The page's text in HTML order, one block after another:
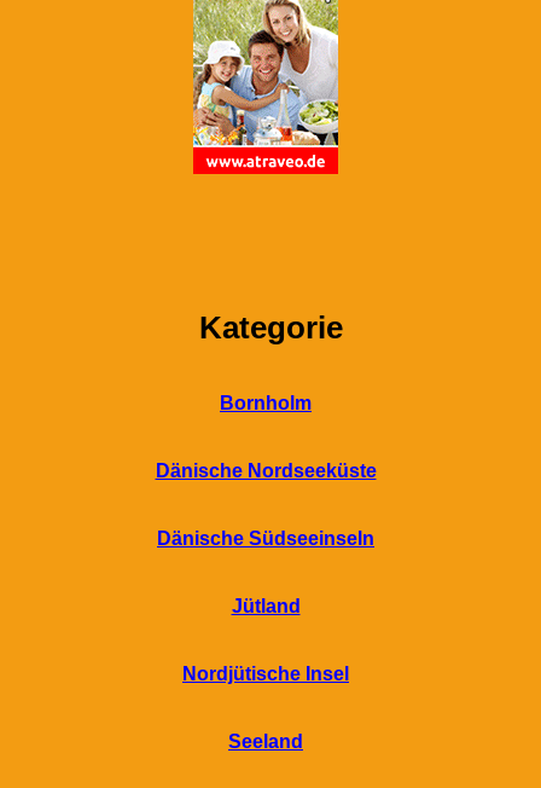
Kategorie
Bornholm
Dänische Nordseeküste
Dänische Südseeinseln
Jütland
Nordjütische Insel
Seeland